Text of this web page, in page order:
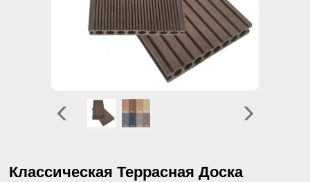
Классическая Террасная Доска